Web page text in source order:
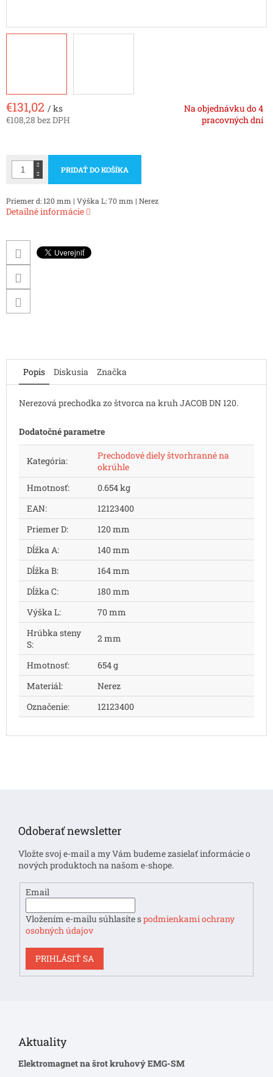
€131,02 / ks
€108,28 bez DPH
Na objednávku do 4
pracovných dní
PRIDAŤ DO KOŠÍKA
Priemer d: 120 mm | Výška L: 70 mm | Nerez
Detailné informácie
Popis Diskusia Značka
Nerezová prechodka zo štvorca na kruh JACOB DN 120.
Dodatočné parametre
Kategória:
Prechodové diely štvorhranné na
okrúhle
Hmotnosť:
0.654 kg
EAN:
12123400
Priemer D:
120 mm
Dĺžka A:
140 mm
Dĺžka B:
164 mm
Dĺžka C:
180 mm
Výška L:
70 mm
Hrúbka steny
S:
2 mm
Hmotnosť:
654 g
Materiál:
Nerez
Označenie: 12123400
Odoberať newsletter
Vložte svoj e-mail a my Vám budeme zasielať informácie o
nových produktoch na našom e-shope.
Email
Vložením e-mailu súhlasíte spodmienkami ochrany
osobných údajov
PRIHLÁSIŤ SA
Aktuality
Elektromagnet na šrot kruhový EMG-SM